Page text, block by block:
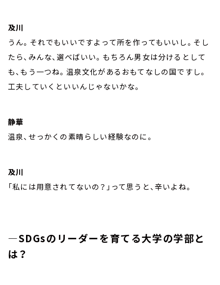
及川
うん。それでもいいですよって所を作ってもいいし。そし
たら、みんな、選べばいい。もちろん男女は分けるとして
も、もう一つね。温泉文化があるおもてなしの国ですし。
工夫していくといいんじゃないかな。
静華
温泉、せっかくの素晴らしい経験なのに。
及川
「私には用意されてないの？」って思うと、辛いよね。
―SDGsのリーダーを育てる大学の学部と
は？